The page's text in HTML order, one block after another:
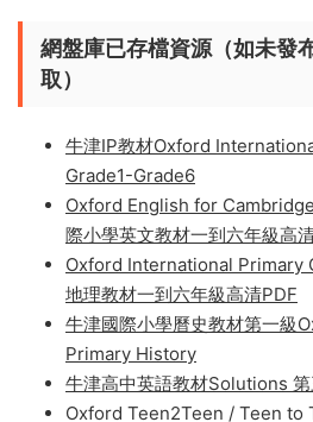
網盤庫已存檔資源（如未發
取）
牛津IP教材Oxford
Grade1-Grade6
Oxford English for
際小學英文教材一到六年級高
Oxford International Primary